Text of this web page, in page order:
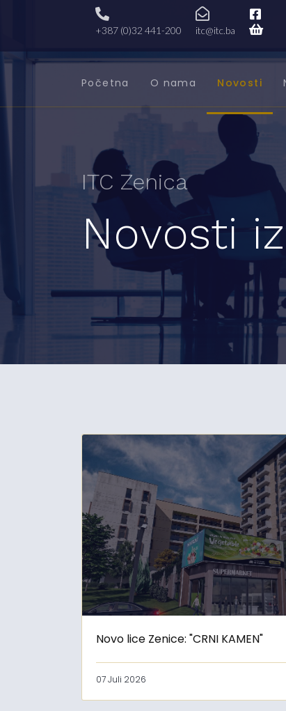
+387 (0)32 441-200 itc@itc.ba
Početna O nama Novosti
ITC Zenica
Novosti
Novo lice Zenice: "CRNI KAMEN"
07 Juli 2026